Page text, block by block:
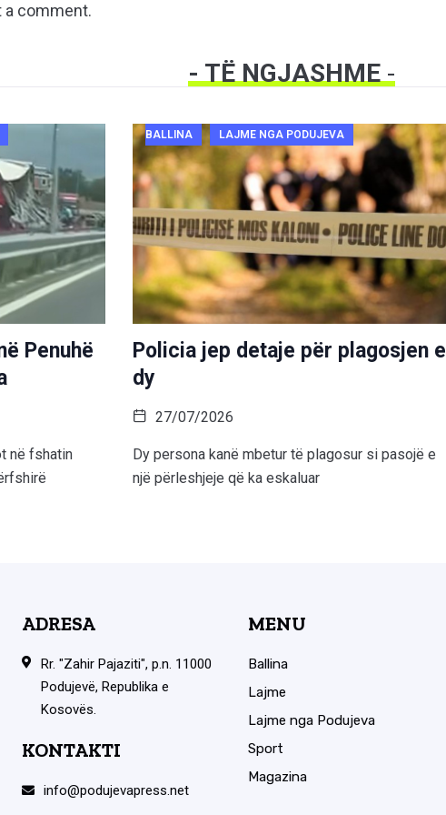
a comment.
- TË NGJASHME-
Penuhë
në fshatin
BALLINA LAJME NGA PODUJEVA
Policia jep detaje për plagosjen e
dy
27/07/2026
Dy persona kanë mbetur të plagosur si pasojë e
një përleshjeje që ka eskaluar
ADRESA
Rr. "Zahir Pajaziti", p.n. 11000
Podujevë, Republika e
Kosovës.
KONTAKTI
info@podujevapress.net
MENU
Ballina
Lajme
Lajme nga Podujeva
Sport
Magazina